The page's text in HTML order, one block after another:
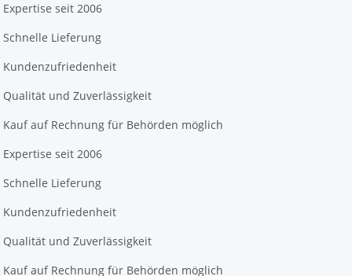
Expertise seit 2006
Schnelle Lieferung
Kundenzufriedenheit
Qualität und Zuverlässigkeit
Kauf auf Rechnung für Behörden möglich
Expertise seit 2006
Schnelle Lieferung
Kundenzufriedenheit
Qualität und Zuverlässigkeit
Kauf auf Rechnung für Behörden möglich